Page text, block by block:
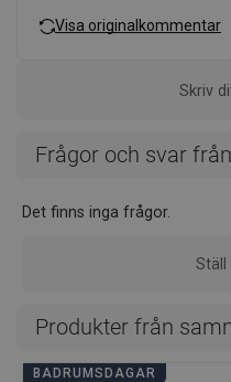
Visa originalkommentar
Skriv
Frågor och svar
Det finns inga frågor.
Ställ
Produkter från
BADRUMSDAGAR